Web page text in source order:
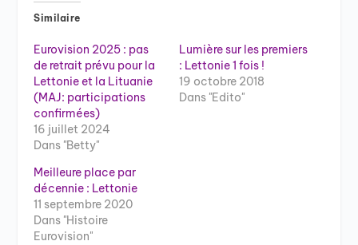
Similaire
Eurovision 2025 : pas
de retrait prévu pour la
Lettonie et la Lituanie
(MAJ: participations
confirmées)
16 juillet 2024
Dans "Betty"
Lumière sur les premiers
: Lettonie 1 fois !
19 octobre 2018
Dans "Edito"
Meilleure place par
décennie : Lettonie
11 septembre 2020
Dans "Histoire
Eurovision"